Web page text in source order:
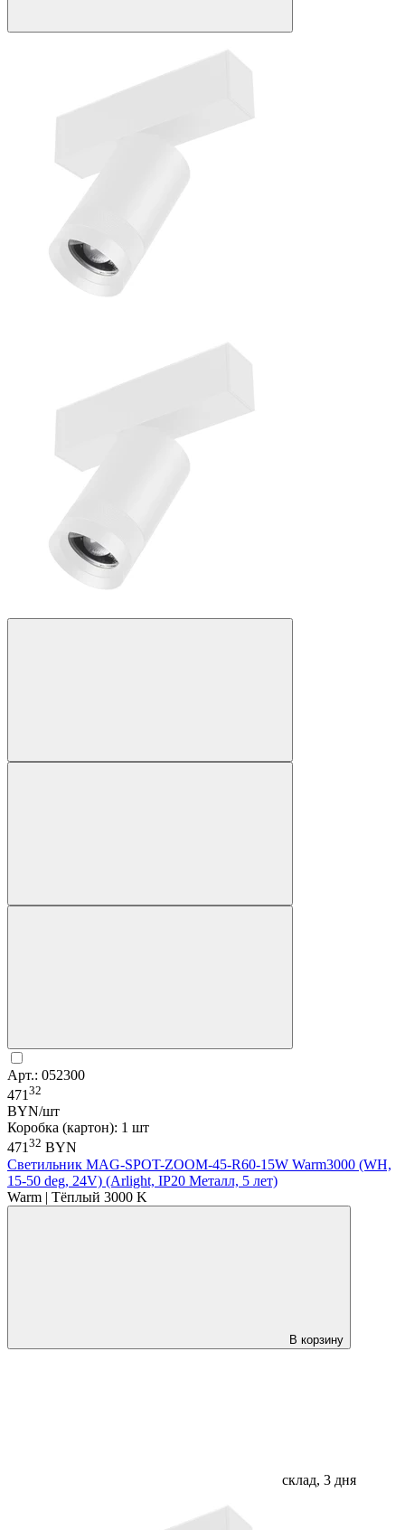
Арт.: 052300
471 32
BYN/шт
Коробка (картон): 1 шт
47132 BYN
Светильник MAG-SPOT-ZOOM-45-R60-15W Warm3000 (WH,
15-50 deg, 24V) (Arlight, IP20 Металл, 5 лет)
Warm | Тёплый 3000 K
В корзину
склад, 3 дня